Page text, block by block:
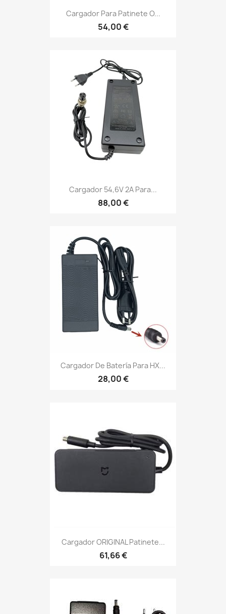
Cargador Para Patinete O...
54,00 €
Cargador 54,6V 2A Para...
88,00 €
Cargador De Batería Para HX...
28,00 €
Cargador ORIGINAL Patinete...
61,66 €